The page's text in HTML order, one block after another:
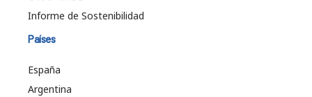
Informe de Sostenibilidad
Países
España
Argentina